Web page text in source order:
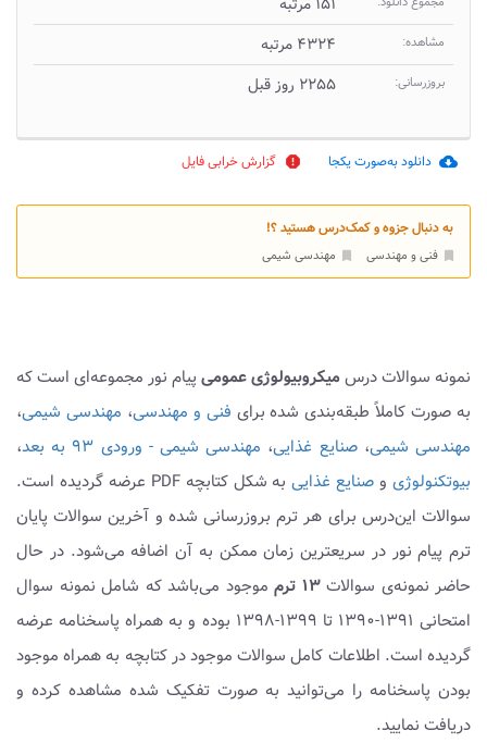
مشاهده: ۴۳۲۴ مرتبه
بروزرسانی: ۲۲۵۵ روز قبل
cloud_download دانلود به‌صورت یکجا report گزارش خرابی فایل
به دنبال جزوه و کمک‌درس هستید ؟!
فنی و مهندسی مهندسی شیمی
نمونه سوالات درسمیکروبیولوژی عمومی پیام نور مجموعه‌ای است که
به صورت کاملاً طبقه‌بندی شده برای فنی و مهندسی، مهندسی شیمی،
مهندسی شیمی،صنایع غذایی، مهندسی شیمی - ورودی ۹۳ به بعد
،
بیوتکنولوژیو صنایع غذایی
به شکل کتابچه PDF عرضه گردیده است.
سوالات این‌درس برای هر ترم بروزرسانی شده و آخرین سوالات پایان
ترم پیام نور در سریعترین زمان ممکن به آن اضافه می‌شود. در حال
حاضر نمونه‌ی سوالات۱۳ ترم
موجود می‌باشد که شامل نمونه سوال
امتحانی ۱۳۹۱-۱۳۹۰ تا ۱۳۹۹-۱۳۹۸ بوده و به همراه پاسخنامه عرضه
گردیده است. اطلاعات کامل سوالات موجود در کتابچه به همراه موجود
بودن پاسخنامه را می‌توانید به صورت تفکیک شده مشاهده کرده و
دریافت نمایید.